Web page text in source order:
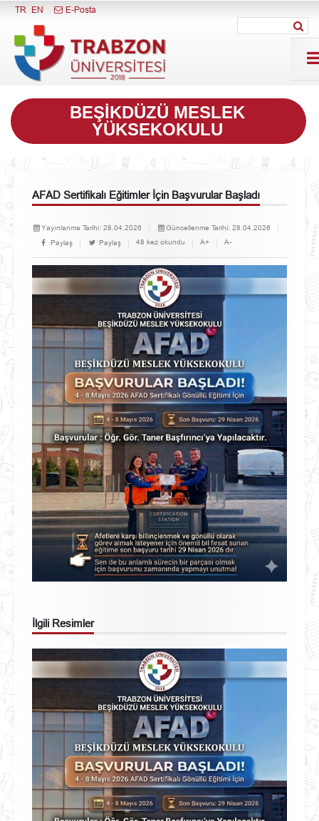
Menüyü Kapat
TR EN E-Posta
BEŞIKDÜZÜ MESLEK
YÜKSEKOKULU
AFAD Sertifikalı Eğitimler İçin Başvurular Başladı
Yayınlanma Tarihi: 28.04.2026 Güncellenme Tarihi: 28.04.2026
Paylaş
Paylaş 48 kez okundu A+ A-
İlgili Resimler